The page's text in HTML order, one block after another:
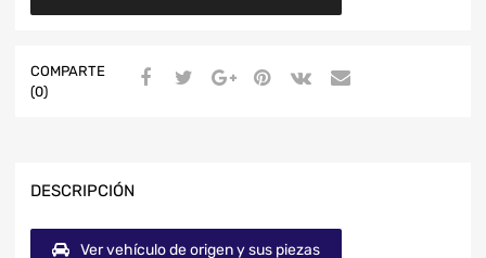
COMPARTE
(0)
DESCRIPCIÓN
Ver vehículo de origen y sus piezas